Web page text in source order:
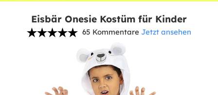
Eisbär Onesie Kostüm für Kinder
65 Kommentare Jetzt ansehen